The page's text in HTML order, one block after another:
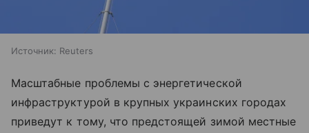
Источник: Reuters
Масштабные проблемы с энергетической
инфраструктурой в крупных украинских городах
приведут к тому, что предстоящей зимой местные